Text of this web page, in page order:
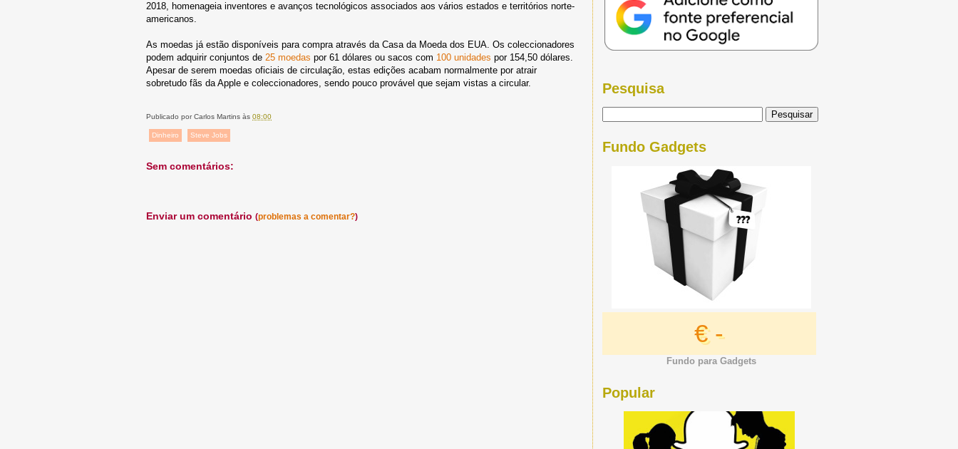
2018, homenageia inventores e avanços tecnológicos associados aos vários estados e territórios norte-
americanos.
As moedas já estão disponíveis para compra através da Casa da Moeda dos EUA. Os coleccionadores
podem adquirir conjuntos de 25 moedas por 61 dólares ou sacos com 100 unidades por 154,50 dólares.
Apesar de serem moedas oficiais de circulação, estas edições acabam normalmente por atrair
sobretudo fãs da Apple e coleccionadores, sendo pouco provável que sejam vistas a circular.
Publicado porCarlos Martins às 08:00
Dinheiro Steve Jobs
Sem comentários:
Enviar um comentário (problemas a comentar?)
Pesquisa
Fundo Gadgets
€ -
Fundo para Gadgets
Popular